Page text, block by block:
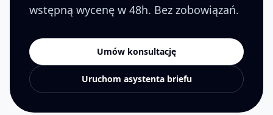
wstępną wycenę w 48h. Bez zobowiązań.
Umów konsultację
Uruchom asystenta briefu